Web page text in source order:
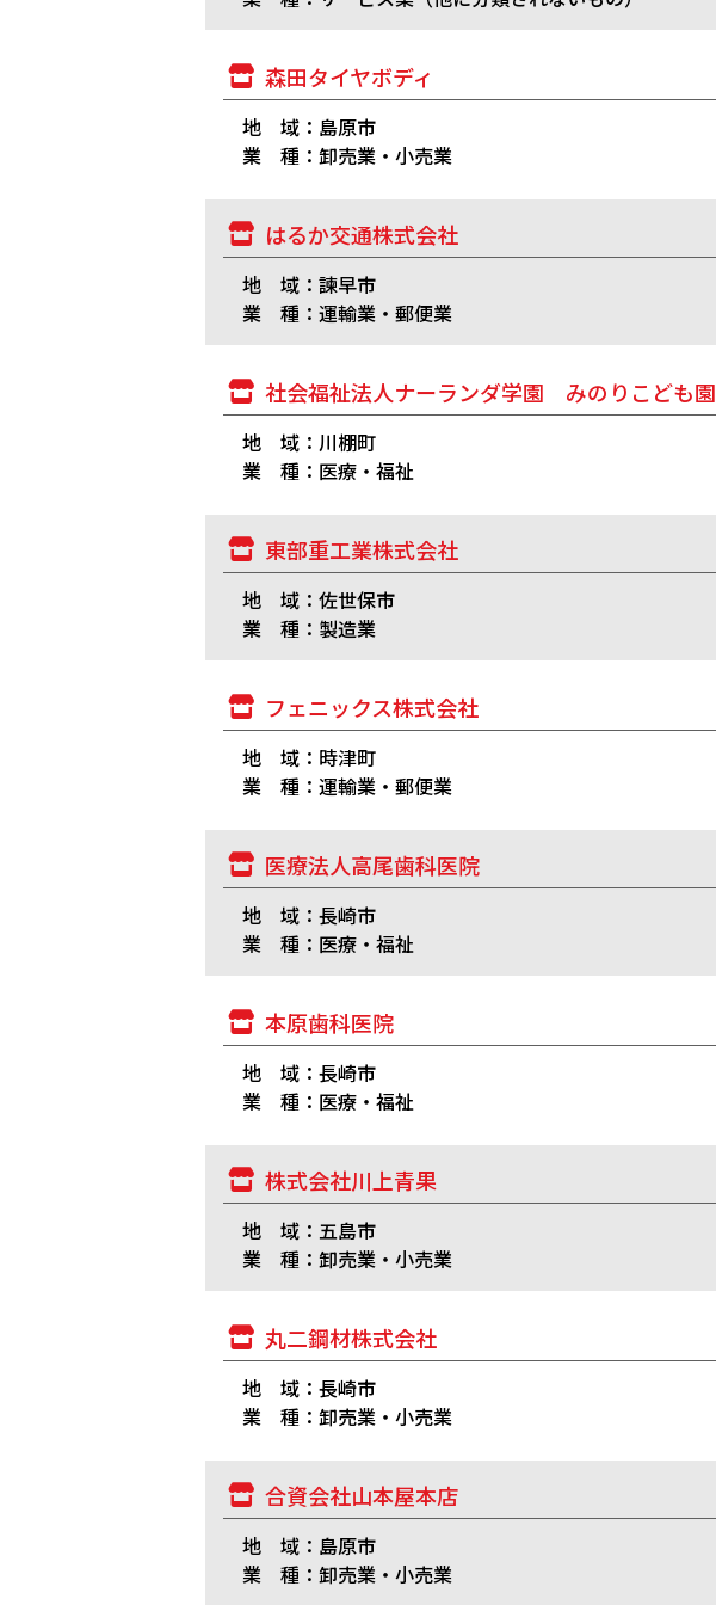
森田タイヤボディ
地 域：島原市
業 種：卸売業・小売業
はるか交通株式会社
地 域：諫早市
業 種：運輸業・郵便業
社会福祉法人ナーランダ学園 みのりこども園
地 域：川棚町
業 種：医療・福祉
東部重工業株式会社
地 域：佐世保市
業 種：製造業
フェニックス株式会社
地 域：時津町
業 種：運輸業・郵便業
医療法人高尾歯科医院
地 域：長崎市
業 種：医療・福祉
本原歯科医院
地 域：長崎市
業 種：医療・福祉
株式会社川上青果
地 域：五島市
業 種：卸売業・小売業
丸二鋼材株式会社
地 域：長崎市
業 種：卸売業・小売業
合資会社山本屋本店
地 域：島原市
業 種：卸売業・小売業